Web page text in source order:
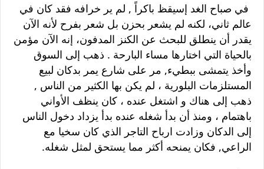
في صباح الغد إسيقظ باكراً , لم ير خرافه فقد كان في
عالم ثاني، لكنه لم يشعر بحزن بل شعر بفرح لأنه الآن
يقدر أن ينطلق للبحث عن الكنز المدفون، إنه الآن مؤمن
بالحياة التي اختارها مساء البارحة . ذهب إلى السوق
وأخذ يتمشى ببطيء, مر على شارع يمر بدكان لبيع
المستلزمات البلورية ، لم يكن بها الكثير من الناس ,
ذهب إلى هناك و اشتغل عنده ، كان ينظف الأواني
باهتمام ، ومنذ أن بدأ شغله عنده بدأ يزداد دخول الناس
إلى الدكان وزادت ارباح التاجر الذي كان سخيا مع
الراعي, فكان يمنحه أكثر مما يستحق لمثل شغله.